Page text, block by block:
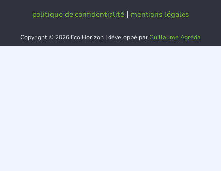
politique de confidentialité | mentions légales
Copyright © 2026 Eco Horizon | développé par Guillaume Agréda